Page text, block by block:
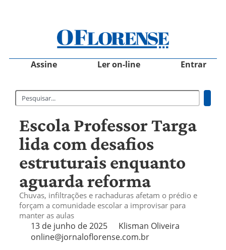
Assine Ler on-line Entrar
Escola Professor Targa
lida com desafios
estruturais enquanto
aguarda reforma
Chuvas, infiltrações e rachaduras afetam o prédio e
forçam a comunidade escolar a improvisar para
manter as aulas
13 de junho de 2025
Klisman Oliveira
online@jornaloflorense.com.br